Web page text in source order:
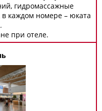
гидромассажные
каждом номере – юката
при отеле.